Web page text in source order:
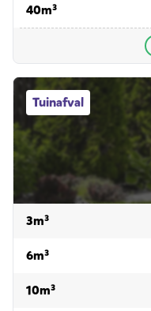
40m³voor hout
Tuinafval
Tuinafval afvalcontainers
3m³voor tuinafval
6m³voor tuinafval
10m³voor tuinafval